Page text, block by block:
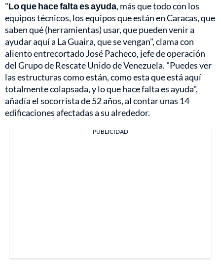
"Lo que hace falta es ayuda, más que todo con los
equipos técnicos, los equipos que están en Caracas, que
saben qué (herramientas) usar, que pueden venir a
ayudar aquí a La Guaira, que se vengan", clama con
aliento entrecortado José Pacheco, jefe de operación
del Grupo de Rescate Unido de Venezuela. "Puedes ver
las estructuras como están, como esta que está aquí
totalmente colapsada, y lo que hace falta es ayuda",
añadía el socorrista de 52 años, al contar unas 14
edificaciones afectadas a su alrededor.
PUBLICIDAD